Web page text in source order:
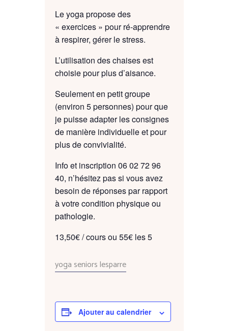
Le yoga propose des
« exercices » pour ré-apprendre
à respirer, gérer le stress.
L’utilisation des chaises est
choisie pour plus d’aisance.
Seulement en petit groupe
(environ 5 personnes) pour que
je puisse adapter les consignes
de manière individuelle et pour
plus de convivialité.
Info et inscription 06 02 72 96
40, n’hésitez pas si vous avez
besoin de réponses par rapport
à votre condition physique ou
pathologie.
13,50€ / cours ou 55€ les 5
yoga seniors lesparre
Ajouter au calendrier